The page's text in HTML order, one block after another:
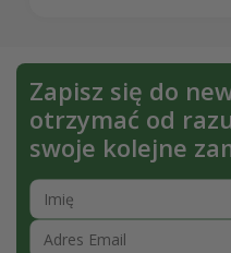
Zapisz się do
otrzymać od
swoje kolejne